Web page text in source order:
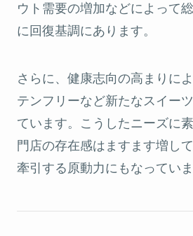
ウト需要の増加などによって
に回復基調にあります。
さらに、健康志向の高まりに
テンフリーなど新たなスイー
ています。こうしたニーズに
門店の存在感はますます増し
牽引する原動力にもなっていま